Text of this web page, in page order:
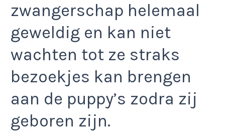
zwangerschap helemaal
geweldig en kan niet
wachten tot ze straks
bezoekjes kan brengen
aan de puppy’s zodra zij
geboren zijn.